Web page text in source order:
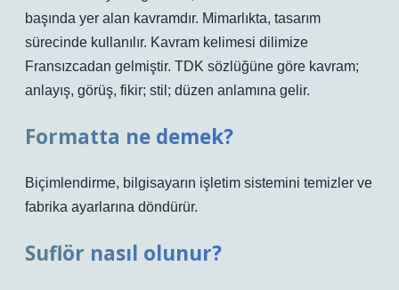
başında yer alan kavramdır. Mimarlıkta, tasarım
sürecinde kullanılır. Kavram kelimesi dilimize
Fransızcadan gelmiştir. TDK sözlüğüne göre kavram;
anlayış, görüş, fikir; stil; düzen anlamına gelir.
Formatta ne demek?
Biçimlendirme, bilgisayarın işletim sistemini temizler ve
fabrika ayarlarına döndürür.
Suflör nasıl olunur?